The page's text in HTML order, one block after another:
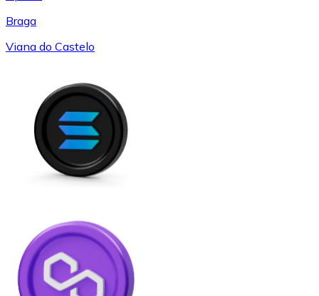
Braga
Viana do Castelo